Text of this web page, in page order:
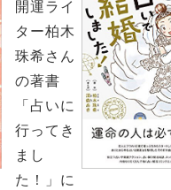
開運ライ
ター柏木
珠希さん
の著書
「占いに
行ってき
まし
た！」に